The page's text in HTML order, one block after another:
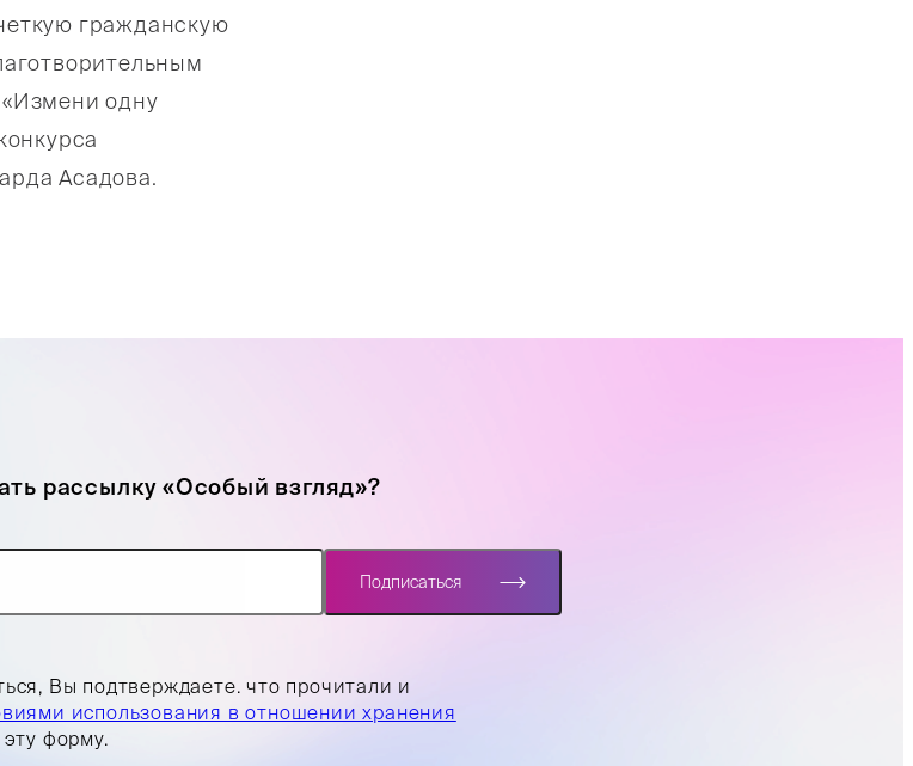
гражданскую
одну
Асадова.
рассылку «Особый взгляд»?
Вы подтверждаете. что прочитали и
использования в отношении хранения
форму.
Подписаться